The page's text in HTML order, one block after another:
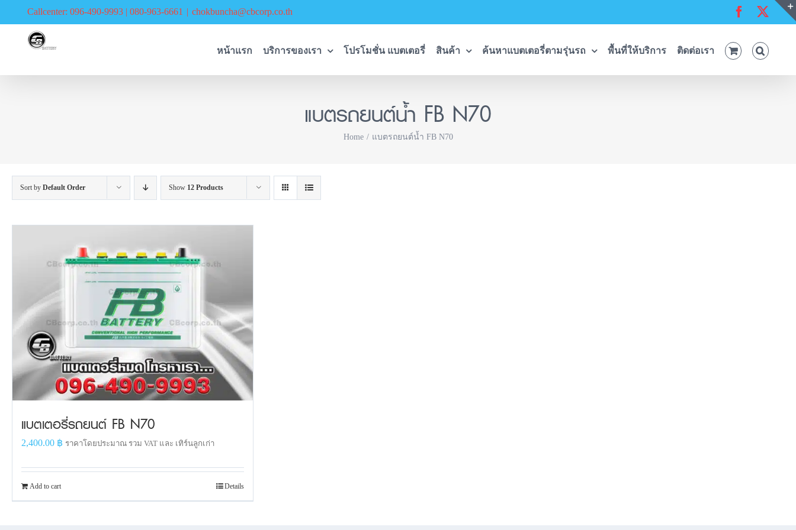
Callcenter: 096-490-9993 | 080-963-6661 | chokbuncha@cbcorp.co.th Facebook
หน้าแรก บริการของเรา โปรโมชั่น แบตเตอรี่ สินค้า ค้นหาแบตเตอรี่ตามรุ่นรถ พื้นที่ให้บริการ ติดต่อเรา
แบตรถยนต์น้ำ FB N70
Home แบตรถยนต์น้ำ FB N70
Sort by Default Order Show 12 Products
แบตเตอรี่รถยนต์ FB N70
2,400.00 ฿ ราคาโดยประมาณ รวม VAT และ เทิร์นลูกเก่า
Add to cart Details